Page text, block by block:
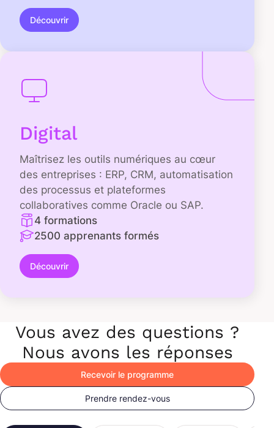
Découvrir
Digital
Maîtrisez les outils numériques au cœur
des entreprises : ERP, CRM, automatisation
des processus et plateformes
collaboratives comme Oracle ou SAP.
4 formations
2500 apprenants formés
Découvrir
Vous avez des questions ?
Nous avons les réponses
Recevoir le programme
Prendre rendez-vous